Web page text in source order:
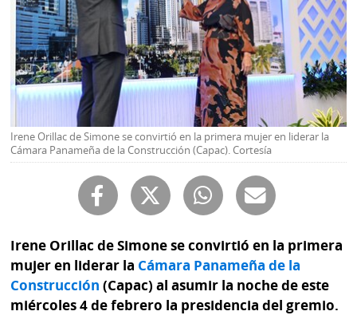
Historias
SERVICIOS
E-
Paper
Buscador
Comunicados
Catálogos
Lotería
Contenido
de
marcas
RSS
Autores
Notas
Irene Orillac de Simone se convirtió en la primera mujer en liderar la
Cámara Panameña de la Construcción (Capac). Cortesía
Irene Orillac de Simone se convirtió en la primera
mujer en liderar la Cámara Panameña de la
Construcción (Capac) al asumir la noche de este
miércoles 4 de febrero la presidencia del gremio.